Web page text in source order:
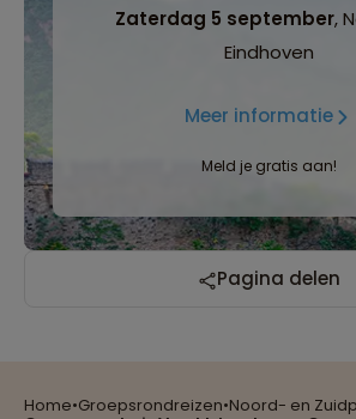
Home•Groepsrondreizen•Noord- en
Zaterdag 5 september,
Eindhoven
Meer informatie
Meld je gratis aan!
Pagina delen